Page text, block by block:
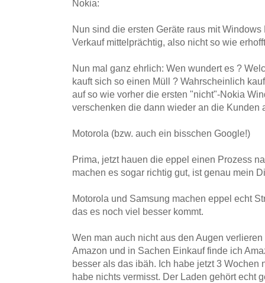
Nokia:
Nun sind die ersten Geräte raus mit
Verkauf mittelprächtig, also nicht so wie
Nun mal ganz ehrlich: Wen wundert es ?
kauft sich so einen Müll ? Wahrscheinlich
auf so wie vorher die ersten "nicht"-Nokia
verschenken die dann wieder an die Kunden
Motorola (bzw. auch ein bisschen Google!)
Prima, jetzt hauen die eppel einen Prozess
machen es sogar richtig gut, ist genau mein
Motorola und Samsung machen eppel echt
das es noch viel besser kommt.
Wen man auch nicht aus den Augen
Amazon und in Sachen Einkauf finde ich
besser als das ibäh. Ich habe jetzt 3 Wochen
habe nichts vermisst. Der Laden gehört echt